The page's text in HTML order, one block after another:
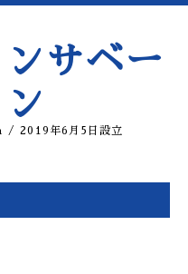
サベー
2019年6月5日設立